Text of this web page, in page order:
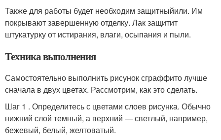
Также для работы будет необходим защитныйили. Им
покрывают завершенную отделку. Лак защитит
штукатурку от истирания, влаги, осыпания и пыли.
Техника выполнения
Самостоятельно выполнить рисунок сграффито лучше
сначала в двух цветах. Рассмотрим, как это сделать.
Шаг 1 . Определитесь с цветами слоев рисунка. Обычно
нижний слой темный, а верхний — светлый, например,
бежевый, белый, желтоватый.